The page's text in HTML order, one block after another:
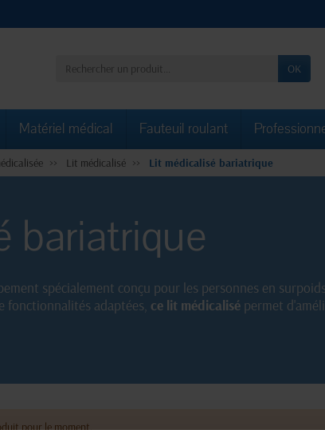
OK
Matériel médical Fauteuil roulant
Lit médicalisé Lit médicalisé bariatrique
bariatrique
spécialement conçu pour les personnes en
fonctionnalités adaptées, ce lit médicalisé permet
bariatriques de qualité professionnelle.